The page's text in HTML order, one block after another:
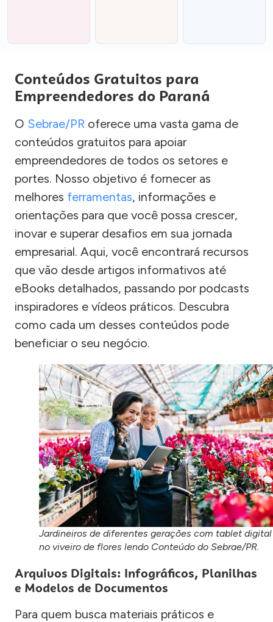
Conteúdos Gratuitos para
Empreendedores do Paraná
O Sebrae/PR oferece uma vasta gama de
conteúdos gratuitos para apoiar
empreendedores de todos os setores e
portes. Nosso objetivo é fornecer as
melhores ferramentas, informações e
orientações para que você possa crescer,
inovar e superar desafios em sua jornada
empresarial. Aqui, você encontrará recursos
que vão desde artigos informativos até
eBooks detalhados, passando por podcasts
inspiradores e vídeos práticos. Descubra
como cada um desses conteúdos pode
beneficiar o seu negócio.
Jardineiros de diferentes gerações com tablet digital
no viveiro de flores lendo Conteúdo do Sebrae/PR.
Arquivos Digitais: Infográficos, Planilhas
e Modelos de Documentos
Para quem busca materiais práticos e